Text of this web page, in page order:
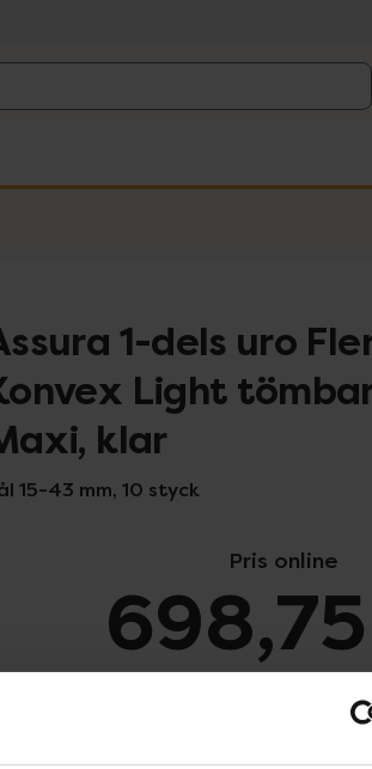
1-dels uro
Light
klar
15-43 mm, 10 styck
Pris online